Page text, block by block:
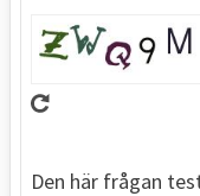
Den här frågan